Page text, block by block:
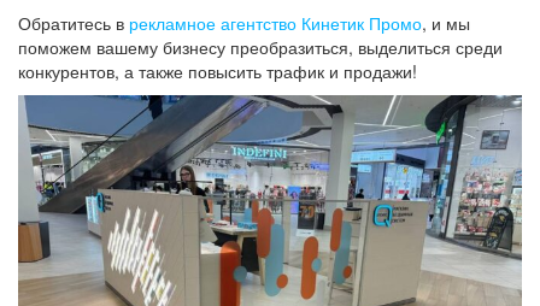
Обратитесь в рекламное агентство Кинетик Промо, и мы
поможем вашему бизнесу преобразиться, выделиться среди
конкурентов, а также повысить трафик и продажи!